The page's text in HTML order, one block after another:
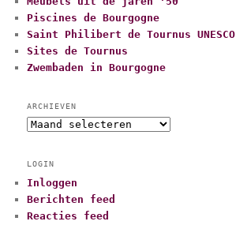
Piscines de Bourgogne
Saint Philibert de Tournus UNESCO
Sites de Tournus
Zwembaden in Bourgogne
ARCHIEVEN
A
h
i
e
v
LOGIN
Inloggen
Berichten feed
Reacties feed